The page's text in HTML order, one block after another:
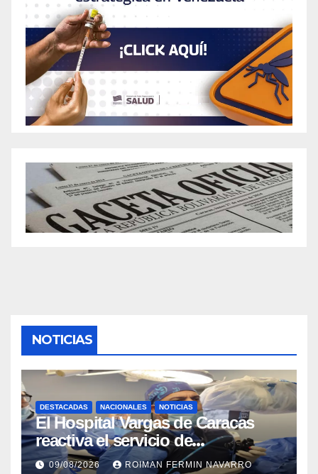
NOTICIAS
DESTACADAS NACIONALES NOTICIAS
El Hospital Vargas de Caracas
reactiva el servicio de
Colangiopancreatografía
09/08/2026 ROIMAN FERMIN NAVARRO